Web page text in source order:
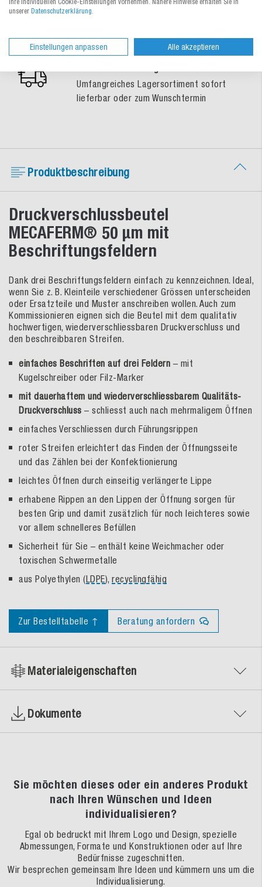
Gratis-Muster-Service
Verpackungswahl
Umfangreiches Lagersortiment sofort
lieferbar oder zum Wunschtermin
Produktbeschreibung
Druckverschlussbeutel
MECAFERM® 50 µm mit
Beschriftungsfeldern
Dank drei Beschriftungsfeldern einfach zu kennzeichnen. Ideal,
wenn Sie z. B. Kleinteile verschiedener Grössen unterscheiden
oder Ersatzteile und Muster anschreiben wollen. Auch zum
Kommissionieren eignen sich die Beutel mit dem qualitativ
hochwertigen, wiederverschliessbaren Druckverschluss und
den beschreibbaren Streifen.
einfaches Beschriften auf drei Feldern – mit
Kugelschreiber oder Filz-Marker
mit dauerhaftem und wiederverschliessbarem Qualitäts-
Druckverschluss – schliesst auch nach mehrmaligem Öffnen
einfaches Verschliessen durch Führungsrippen
roter Streifen erleichtert das Finden der Öffnungsseite
und das Zählen bei der Konfektionierung
leichtes Öffnen durch einseitig verlängerte Lippe
erhabene Rippen an den Lippen der Öffnung sorgen für
besten Grip und damit zusätzlich für noch leichteres sowie
vor allem schnelleres Befüllen
Sicherheit für Sie – enthält keine Weichmacher oder
toxischen Schwermetalle
aus Polyethylen (LDPE), recyclingfähig
Zur Bestelltabelle ↑ Beratung anfordern
Materialeigenschaften
Dokumente
Sie möchten dieses oder ein anderes Produkt
nach Ihren Wünschen und Ideen
individualisieren?
Egal ob bedruckt mit Ihrem Logo und Design, spezielle
Abmessungen, Formate und Konstruktionen oder auf Ihre
Bedürfnisse zugeschnitten.
Wir besprechen gemeinsam Ihre Ideen und kümmern uns um die
Individualisierung.
Ihre individuellen Cookie-Einstellungen vornehmen. Nähere Hinweise erhalten Sie in
unserer Datenschutzerklärung.
Einstellungen anpassen Alle akzeptieren